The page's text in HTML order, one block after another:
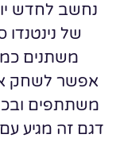
נחשב לחדש
של
משתנים
אפשר לשחק